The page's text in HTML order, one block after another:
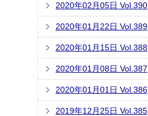
2020年02月05日 Vol.390
2020年01月22日 Vol.389
2020年01月15日 Vol.388
2020年01月08日 Vol.387
2020年01月01日 Vol.386
2019年12月25日 Vol.385